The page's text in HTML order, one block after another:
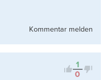
Kommentar melden
1
0